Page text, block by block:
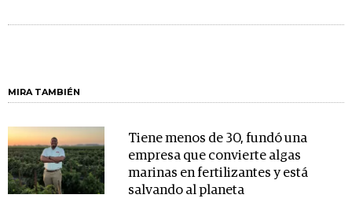
MIRA TAMBIÉN
Tiene menos de 30, fundó una
empresa que convierte algas
marinas en fertilizantes y está
salvando al planeta